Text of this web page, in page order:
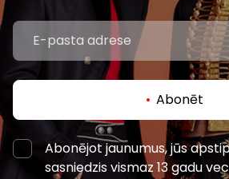
Abonēt
Abonējot jaunumus, jūs
sasniedzis vismaz 13 gadu